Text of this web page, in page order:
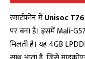
स्मार्टफोन मेंUnisoc
पर बना है। इसमेंMali-
मिलती है। यह 4GB